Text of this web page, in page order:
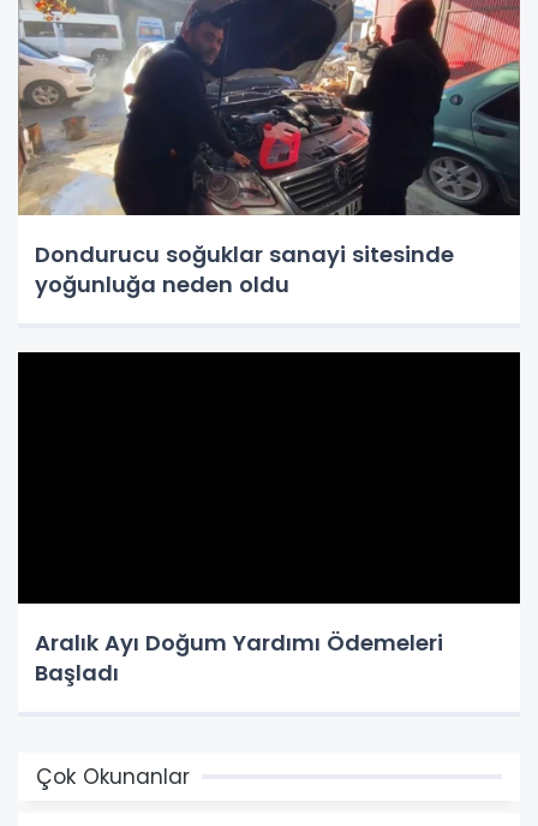
Dondurucu soğuklar sanayi sitesinde
yoğunluğa neden oldu
Aralık Ayı Doğum Yardımı Ödemeleri
Başladı
Çok Okunanlar